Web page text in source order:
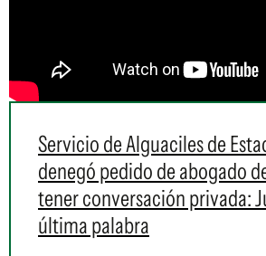
Servicio de Alguaciles de
denegó pedido de abogado
tener conversación privada:
última palabra